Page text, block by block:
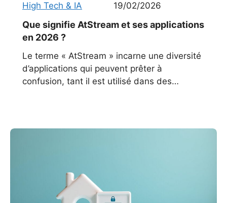
High Tech & IA 19/02/2026
Que signifie AtStream et ses applications
en 2026 ?
Le terme « AtStream » incarne une diversité
d’applications qui peuvent prêter à
confusion, tant il est utilisé dans des